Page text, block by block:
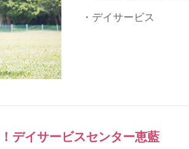
・デイサービス
デイサービスセンター恵藍